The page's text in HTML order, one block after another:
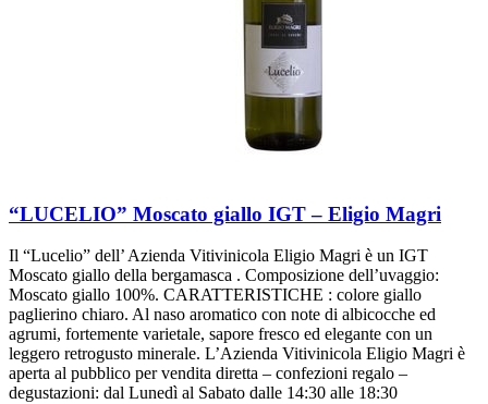
“LUCELIO” Moscato giallo IGT – Eligio Magri
Il “Lucelio” dell’ Azienda Vitivinicola Eligio Magri è un IGT
Moscato giallo della bergamasca . Composizione dell’uvaggio:
Moscato giallo 100%. CARATTERISTICHE : colore giallo
paglierino chiaro. Al naso aromatico con note di albicocche ed
agrumi, fortemente varietale, sapore fresco ed elegante con un
leggero retrogusto minerale. L’Azienda Vitivinicola Eligio Magri è
aperta al pubblico per vendita diretta – confezioni regalo –
degustazioni: dal Lunedì al Sabato dalle 14:30 alle 18:30